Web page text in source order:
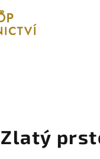
Zlatý